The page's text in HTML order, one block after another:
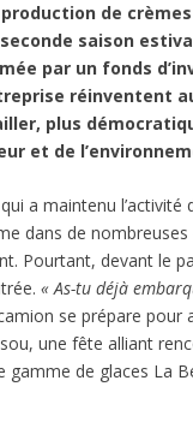
de
saison
par un fonds
réinventent
plus
et de
a maintenu
dans de
Pourtant, devant le
« As-tu déjà
camion se prépare
une fête alliant
de glaces La